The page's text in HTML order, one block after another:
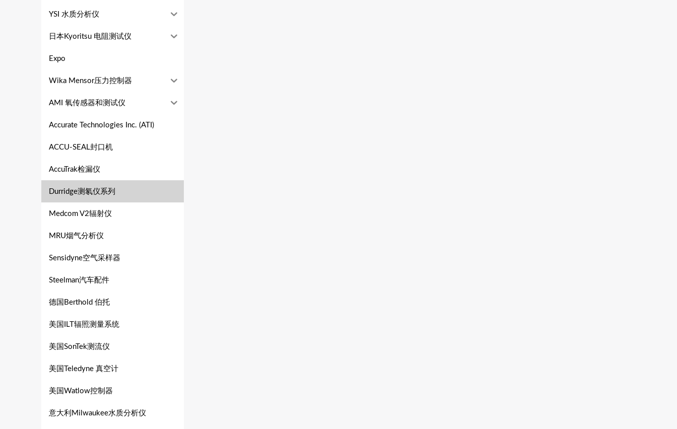
YSI 水质分析仪
日本Kyoritsu 电阻测试仪
Expo
Wika Mensor压力控制器
AMI 氧传感器和测试仪
Accurate Technologies Inc. (ATI)
ACCU-SEAL封口机
AccuTrak检漏仪
Durridge测氡仪系列
Medcom V2辐射仪
MRU烟气分析仪
Sensidyne空气采样器
Steelman汽车配件
德国Berthold 伯托
美国ILT辐照测量系统
美国SonTek测流仪
美国Teledyne 真空计
美国Watlow控制器
意大利Milwaukee水质分析仪